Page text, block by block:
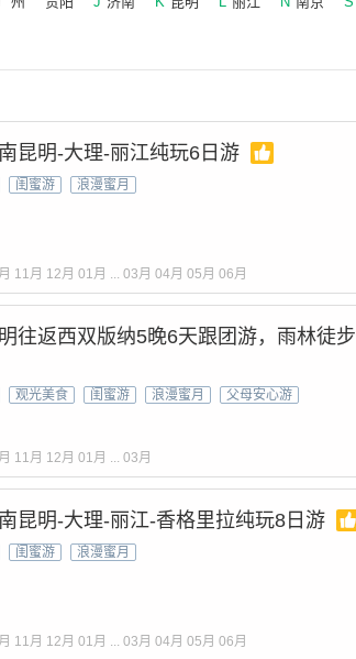
昆明-大理-丽江纯玩6日游
闺蜜游 浪漫蜜月
11月 12月 01月 ... 03月 04月 05月 06月
往返西双版纳5晚6天跟团游，雨林徒
观光美食 闺蜜游 浪漫蜜月 父母安心游
11月 12月 01月 ... 03月
昆明-大理-丽江-香格里拉纯玩8日游
闺蜜游 浪漫蜜月
11月 12月 01月 ... 03月 04月 05月 06月